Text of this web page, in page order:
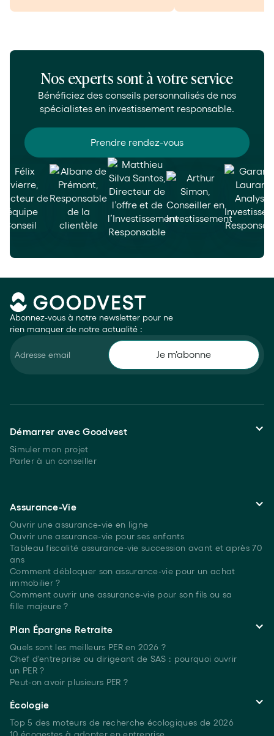
Nos experts sont à votre service
Bénéficiez des conseils personnalisés de nos
spécialistes en investissement responsable.
Prendre rendez-vous
Abonnez-vous à notre newsletter pour ne
rien manquer de notre actualité :
Démarrer avec Goodvest
Simuler mon projet
Parler à un conseiller
Assurance-Vie
Ouvrir une assurance-vie en ligne
Ouvrir une assurance-vie pour ses enfants
Tableau fiscalité assurance-vie succession avant et après 70
ans
Comment débloquer son assurance-vie pour un achat
immobilier ?
Comment ouvrir une assurance-vie pour son fils ou sa
fille majeure ?
Plan Épargne Retraite
Quels sont les meilleurs PERen 2026 ?
Chef d'entreprise ou dirigeant de SAS : pourquoi ouvrir
un PER ?
Peut-on avoir plusieurs PER ?
Écologie
Top 5 des moteurs de recherche écologiques de 2026